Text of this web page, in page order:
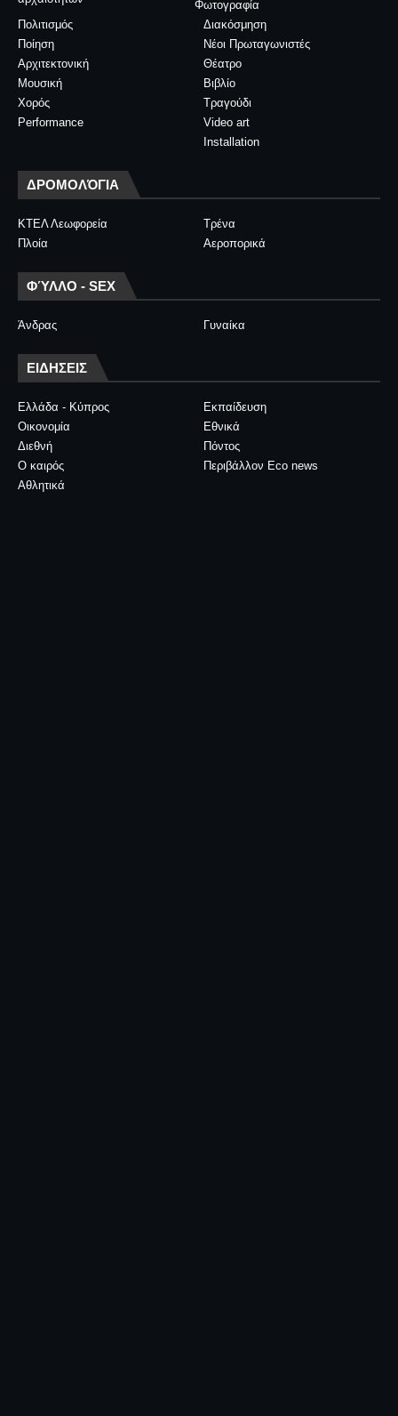
Φωτογραφία
Διακόσμηση
Πολιτισμός
Νέοι Πρωταγωνιστές
Ποίηση
Θέατρο
Αρχιτεκτονική
Βιβλίο
Μουσική
Τραγούδι
Χορός
Video art
Performance
Installation
ΔΡΟΜΟΛΌΓΙΑ
ΚΤΕΛ Λεωφορεία
Τρένα
Πλοία
Αεροπορικά
ΦΎΛΛΟ - SEX
Άνδρας Γυναίκα
ΕΙΔΗΣΕΙΣ
Ελλάδα - Κύπρος
Εκπαίδευση
Οικονομία
Εθνικά
Διεθνή
Πόντος
Ο καιρός
Περιβάλλον Eco news
Αθλητικά